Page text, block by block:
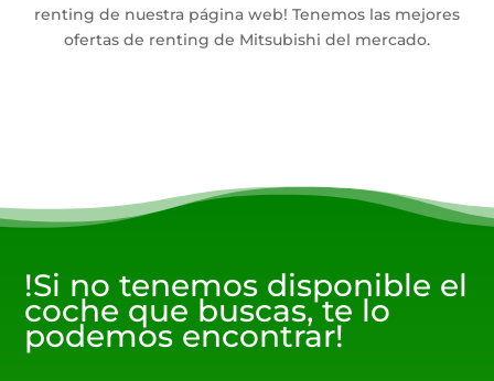
renting de nuestra página web! Tenemos las mejores
ofertas de renting de Mitsubishi del mercado.
!Si no tenemos disponible el
coche que buscas, te lo
podemos encontrar!